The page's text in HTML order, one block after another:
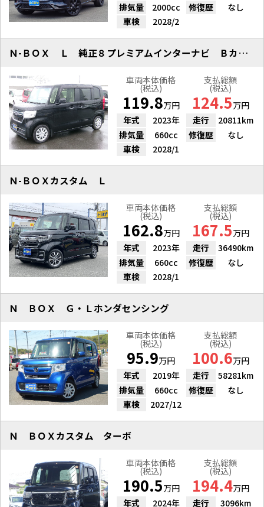
排気量
2000cc 修復歴
なし
車検
2028/2
Ｎ-ＢＯＸ Ｌ 純正８プレミアムインターナビ Ｂカメラ シートヒーター
車両本体価格
(税込)
119.8万円
支払総額
(税込)
124.5万円
年式
2023年 走行
20811km
排気量
660cc 修復歴
なし
車検
2028/1
Ｎ-ＢＯＸカスタム Ｌ
車両本体価格
(税込)
162.8万円
支払総額
(税込)
167.5万円
年式
2023年 走行
36490km
排気量
660cc 修復歴
なし
車検
2028/1
Ｎ ＢＯＸ Ｇ・Ｌホンダセンシング
車両本体価格
(税込)
95.9万円
支払総額
(税込)
100.6万円
年式
2019年 走行
58281km
排気量
660cc 修復歴
なし
車検
2027/12
Ｎ ＢＯＸカスタム ターボ
車両本体価格
(税込)
190.5万円
支払総額
(税込)
194.4万円
年式
2024年 走行 3096km